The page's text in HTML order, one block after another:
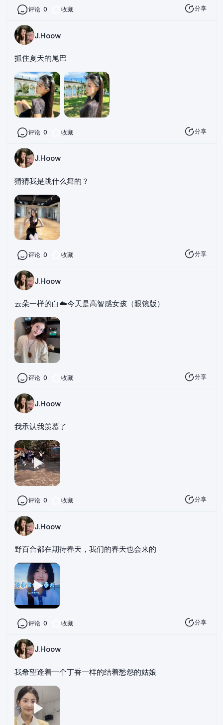
评论 0 收藏 分享
J.Hoow
抓住夏天的尾巴
评论 0 收藏 分享
J.Hoow
猜猜我是跳什么舞的？
评论 0 收藏 分享
J.Hoow
云朵一样的白☁️今天是高智感女孩（眼镜版）
评论 0 收藏 分享
J.Hoow
我承认我羡慕了
评论 0 收藏 分享
J.Hoow
野百合都在期待春天，我们的春天也会来的
评论 0 收藏 分享
J.Hoow
我希望逢着一个丁香一样的结着愁怨的姑娘